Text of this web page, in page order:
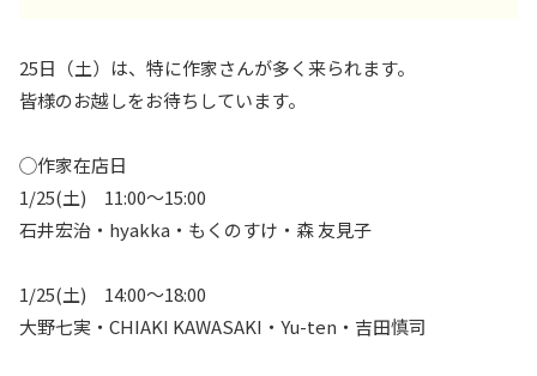
25日（土）は、特に作家さんが多く来られます。
皆様のお越しをお待ちしています。
◯作家在店日
1/25(土) 11:00〜15:00
石井宏治・hyakka・もくのすけ・森 友見子
1/25(土) 14:00〜18:00
大野七実・CHIAKI KAWASAKI・Yu-ten・吉田慎司